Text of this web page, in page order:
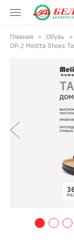
Главная Обувь
ОР-2 Melitta Shoes